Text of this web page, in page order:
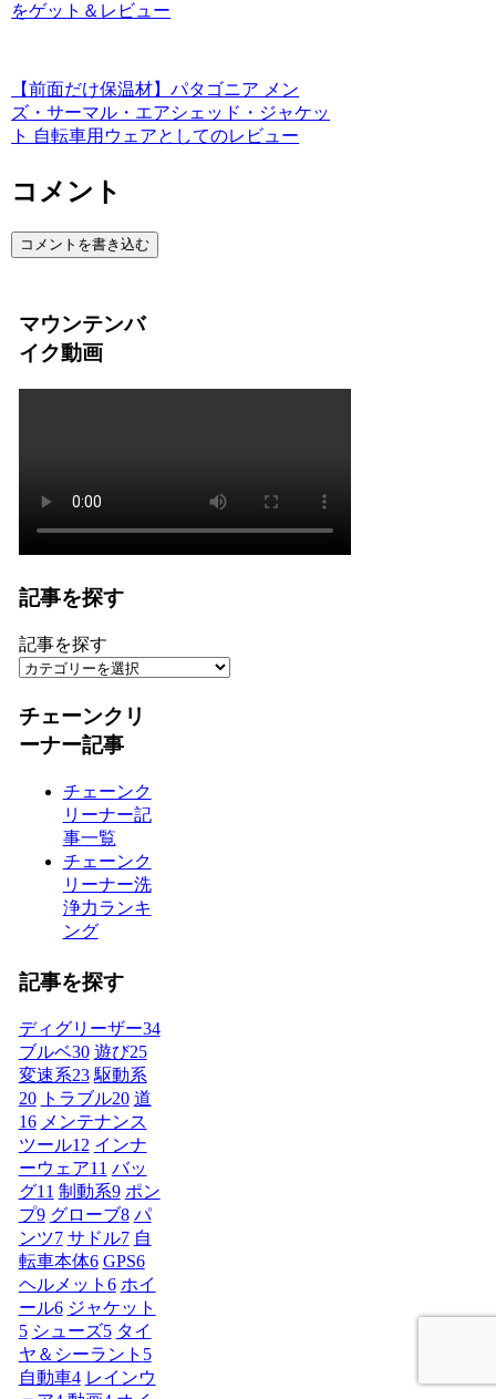
をゲット＆レビュー
【前面だけ保温材】パタゴニア メン
ズ・サーマル・エアシェッド・ジャケッ
ト 自転車用ウェアとしてのレビュー
コメント
コメントを書き込む
マウンテンバ
イク動画
記事を探す
記事を探す
チェーンクリ
ーナー記事
チェーンク
リーナー記
事一覧
チェーンク
リーナー洗
浄力ランキ
ング
記事を探す
ディグリーザー34
ブルベ30 遊び25
変速系23 駆動系
20
トラブル20 道
16 メンテナンス
ツール12 インナ
ーウェア11 バッ
グ11 制動系9 ポン
プ9 グローブ8 パ
ンツ7 サドル7 自
転車本体6 GPS6
ヘルメット 6 ホイ
ール6 ジャケット
5 シューズ5 タイ
ヤ＆シーラント 5
自動車4 レインウ